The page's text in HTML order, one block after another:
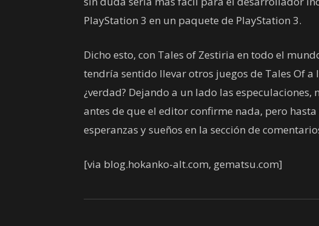
PlayStation 3 en un paquete de PlayStation 3.
Dicho esto, con Tales of Zestiria en todo el
tendría sentido llevar otros juegos de Tales Of a
¿verdad? Dejando a un lado las
antes de que el editor confirme nada, pero
esperanzas y sueños en la sección de
[via blog.hokanko-alt.com, gematsu.com]